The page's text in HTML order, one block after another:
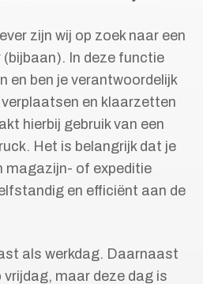
zijn wij op zoek naar een
In deze functie
en ben je verantwoordelijk
en klaarzetten
hierbij gebruik van een
Het is belangrijk dat je
magazijn- of expeditie
en efficiënt aan de
als werkdag. Daarnaast
vrijdag, maar deze dag is